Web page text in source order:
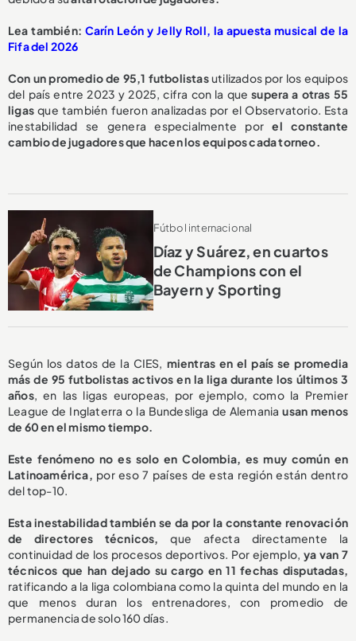
Lea también: Carín León y Jelly Roll, la apuesta musical de la
Fifa del 2026
Con un promedio de 95,1 futbolistasutilizados por los equipos
del país entre 2023 y 2025, cifra con la quesupera a otras 55
ligasque también fueron analizadas por el Observatorio. Esta
inestabilidad se genera especialmente porel constante
cambio de jugadores que hacen los equipos cada torneo.
Fútbol internacional
Díaz y Suárez, en cuartos
de Champions con el
Bayern y Sporting
Según los datos de la CIES, mientras en el país se promedia
más de 95 futbolistas activos en la liga durante los últimos 3
años, en las ligas europeas, por ejemplo, como la Premier
League de Inglaterra o la Bundesliga de Alemania usan menos
de 60 en el mismo tiempo.
Este fenómeno no es solo en Colombia, es muy común en
Latinoamérica, por eso 7 países de esta región están dentro
del top-10.
Esta inestabilidad también se da por la constante renovación
de directores técnicos, que afecta directamente la
continuidad de los procesos deportivos. Por ejemplo, ya van 7
técnicos que han dejado su cargo en 11 fechas disputadas,
ratificando a la liga colombiana como la quinta del mundo en la
que menos duran los entrenadores, con promedio de
permanencia de solo 160 días.